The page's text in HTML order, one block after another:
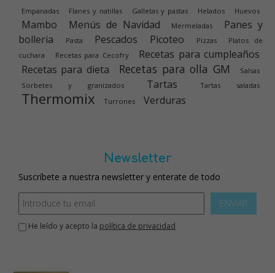
Empanadas Flanes y natillas Galletas y pastas Helados Huevos
Mambo Menús de Navidad Mermeladas
Panes y
bolleria
Pasta Pescados Picoteo Pizzas
Platos de
cuchara
Recetas para Cecofry
Recetas para cumpleaños
Recetas para dieta
Recetas para olla GM
Salsas
Sorbetes y granizados
Tartas Tartas saladas
Thermomix Turrones Verduras
Newsletter
Suscríbete a nuestra newsletter y enterate de todo
ENVIAR
He leído y acepto la política de privacidad